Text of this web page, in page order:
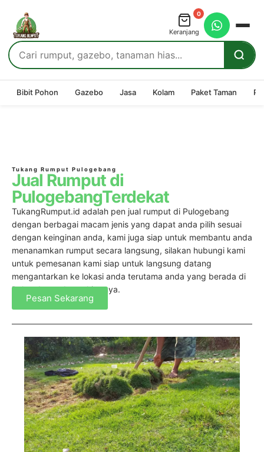
0
Keranjang
Bibit Pohon Gazebo Jasa Kolam Paket Taman
Tukang Rumput Pulogebang
Jual Rumput di
PulogebangTerdekat
TukangRumput.id adalah pen jual rumput di Pulogebang
dengan berbagai macam jenis yang dapat anda pilih sesuai
dengan keinginan anda, kami juga siap untuk membantu anda
menanamkan rumput secara langsung, silakan hubungi kami
untuk pemesanan kami siap untuk langsung datang
mengantarkan ke lokasi anda terutama anda yang berada di
Pulogebang dan sekitarnya.
Pesan Sekarang